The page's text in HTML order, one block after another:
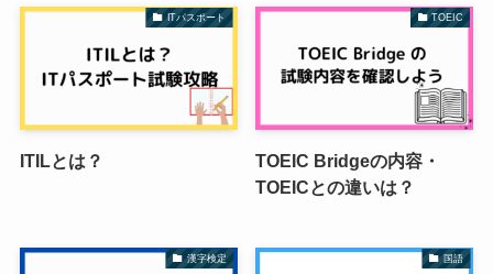
ITパスポート
ITILとは？
TOEIC
TOEIC Bridgeの内容・
TOEICとの違いは？
漢字検定 国語